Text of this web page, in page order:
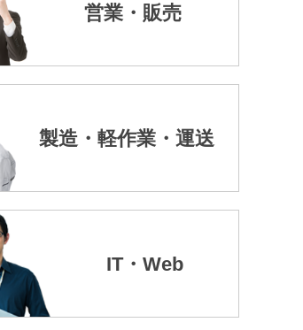
営業・販売
製造・軽作業・運送
IT・Web